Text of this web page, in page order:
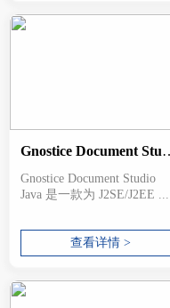
Gnostice
Gnostice Document Studio
Java 是一款为 J2SE/J2EE ...
查看详情 >